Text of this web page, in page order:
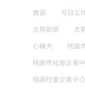
實習 寺日工
尤努斯獎 尤
心輔犬 桃園
桃園市社會企業
桃園社會企業中